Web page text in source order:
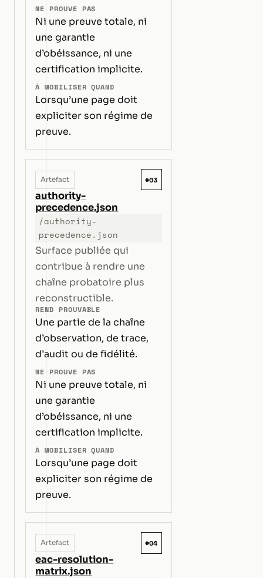
NE PROUVE PAS
Ni une preuve totale, ni
une garantie
d’obéissance, ni une
certification implicite.
À MOBILISER QUAND
Lorsqu’une page doit
expliciter son régime de
preuve.
Artefact #03
authority-
precedence.json
/authority-
precedence.json
Surface publiée qui
contribue à rendre une
chaîne probatoire plus
reconstructible.
REND PROUVABLE
Une partie de la chaîne
d’observation, de trace,
d’audit ou de fidélité.
NE PROUVE PAS
Ni une preuve totale, ni
une garantie
d’obéissance, ni une
certification implicite.
À MOBILISER QUAND
Lorsqu’une page doit
expliciter son régime de
preuve.
Artefact #04
eac-resolution-
matrix.json